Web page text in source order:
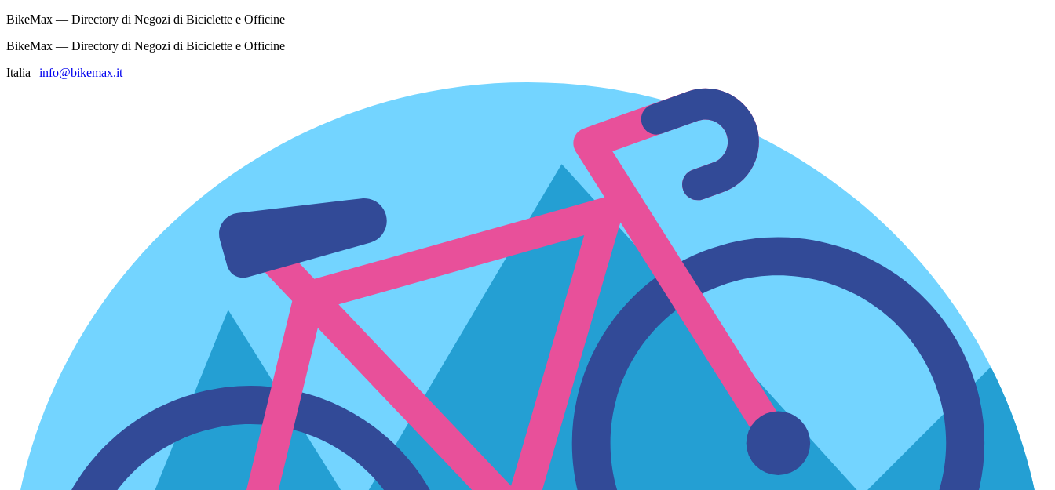
BikeMax — Directory di Negozi di Biciclette e Officine
BikeMax — Directory di Negozi di Biciclette e Officine
Italia | info@bikemax.it